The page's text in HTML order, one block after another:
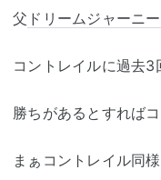
父 ドリームジャーニー
コントレイルに過去
勝ちがあるとすれば
まぁコントレイル同